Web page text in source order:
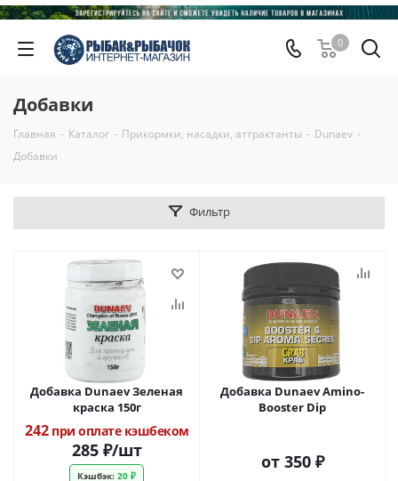
0
Добавки
Главная - Каталог - Прикормки, насадки, аттрактанты - Dunaev -
Добавки
Фильтр
Добавка Dunaev Зеленая
краска 150г
242при оплате кэшбеком
285₽/шт
Кэшбэк: 20 ₽
Добавка Dunaev Amino-
Booster Dip
от 350 ₽